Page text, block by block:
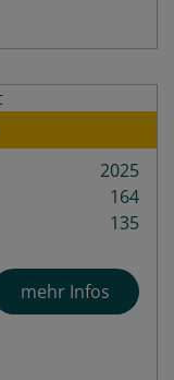
2025
164
135
mehr Infos